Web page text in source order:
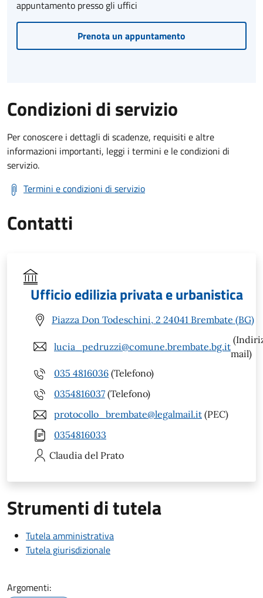
appuntamento presso gli uffici
Prenota un appuntamento
Condizioni di servizio
Per conoscere i dettagli di scadenze, requisiti e altre
informazioni importanti, leggi i termini e le condizioni di
servizio.
Termini e condizioni di servizio
Contatti
Ufficio edilizia privata e urbanistica
Piazza Don Todeschini, 2 24041 Brembate (BG)
lucia_pedruzzi@comune.brembate.bg.it
mail)
035 4816036 (Telefono)
0354816037 (Telefono)
protocollo_brembate@legalmail.it (PEC)
0354816033
Claudia del Prato
Strumenti di tutela
Tutela amministrativa
Tutela giurisdizionale
Argomenti: